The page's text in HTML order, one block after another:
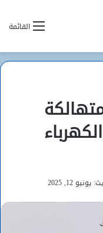
القائمة
12, 2025